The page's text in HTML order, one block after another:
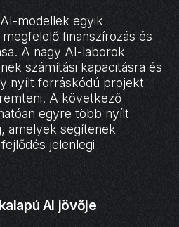
modellek egyik
finanszírozás és
A nagy AI-laborok
számítási kapacitásra és
nyílt forráskódú projekt
A következő
egyre több nyílt
amelyek segítenek
jelenlegi
AI jövője